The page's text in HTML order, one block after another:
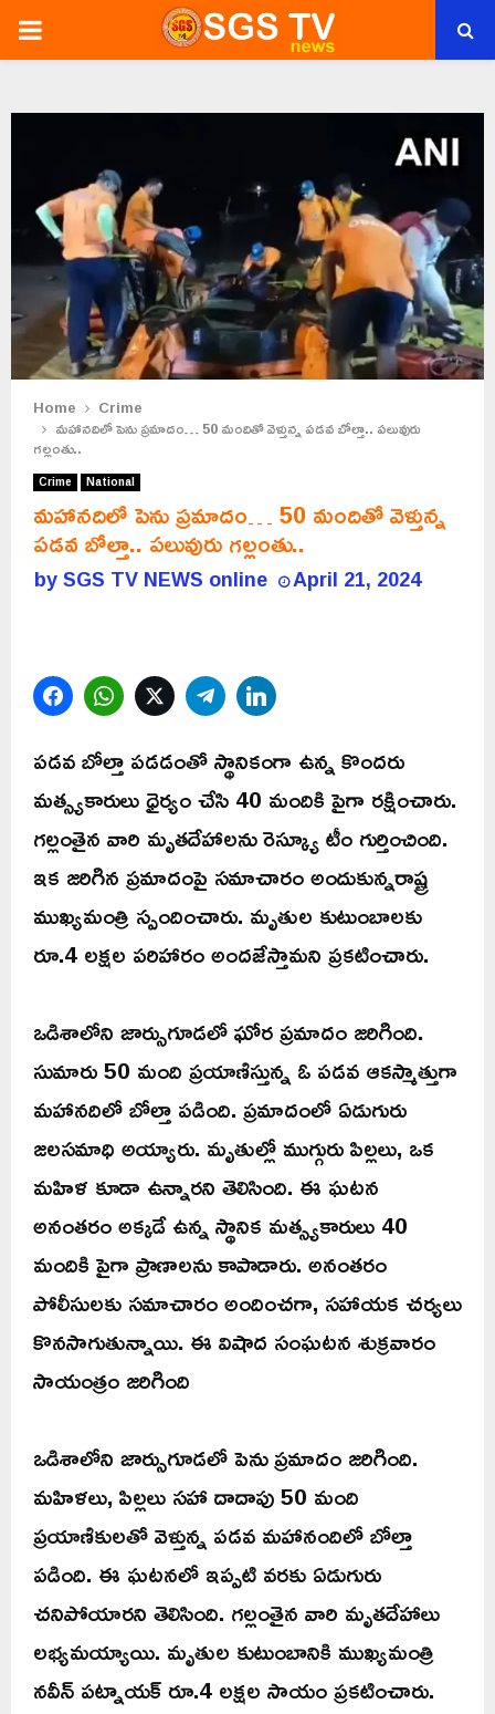
PRIMARY
Home Crime
మహానదిలో పెను ప్రమాదం… 50 మందితో వెళ్తున్న పడవ బోల్తా.. పలువురు
గల్లంతు..
Crime National
మహానదిలో పెను ప్రమాదం… 50 మందితో వెళ్తున్న
పడవ బోల్తా.. పలువురు గల్లంతు..
bySGS TV NEWS online April 21, 2024
FacebookWhatsAppTwitterTelegram
పడవ బోల్తా పడడంతో స్థానికంగా ఉన్న కొందరు
మత్స్యకారులు ధైర్యం చేసి 40 మందికి పైగా రక్షించారు.
గల్లంతైన వారి మృతదేహాలను రెస్క్యూ టీం గుర్తించింది.
ఇక జరిగిన ప్రమాదంపై సమాచారం అందుకున్నరాష్ట్ర
ముఖ్యమంత్రి స్పందించారు. మృతుల కుటుంబాలకు
రూ.4 లక్షల పరిహారం అందజేస్తామని ప్రకటించారు.
ఒడిశాలోని జార్సుగూడలో ఘోర ప్రమాదం జరిగింది.
సుమారు 50 మంది ప్రయాణిస్తున్న ఓ పడవ ఆకస్మాత్తుగా
మహానదిలో బోల్తా పడింది. ప్రమాదంలో ఏడుగురు
జలసమాధి అయ్యారు. మృతుల్లో ముగ్గురు పిల్లలు, ఒక
మహిళ కూడా ఉన్నారని తెలిసింది. ఈ ఘటన
అనంతరం అక్కడే ఉన్న స్థానిక మత్స్యకారులు 40
మందికి పైగా ప్రాణాలను కాపాడారు. అనంతరం
పోలీసులకు సమాచారం అందించగా, సహాయక చర్యలు
కొనసాగుతున్నాయి. ఈ విషాద సంఘటన శుక్రవారం
సాయంత్రం జరిగింది
ఒడిశాలోని జార్సుగూడలో పెను ప్రమాదం జరిగింది.
మహిళలు, పిల్లలు సహా దాదాపు 50 మంది
ప్రయాణికులతో వెళ్తున్న పడవ మహానందిలో బోల్తా
పడింది. ఈ ఘటనలో ఇప్పటి వరకు ఏడుగురు
చనిపోయారని తెలిసింది. గల్లంతైన వారి మృతదేహాలు
లభ్యమయ్యాయి. మృతుల కుటుంబానికి ముఖ్యమంత్రి
నవీన్ పట్నాయక్ రూ.4 లక్షల సాయం ప్రకటించారు.